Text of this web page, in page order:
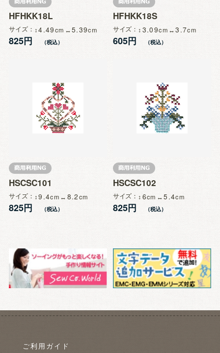
HFHKK18L
サイズ 4.49 5.39
825円
HFHKK18S
サイズ 3.09 3.7
605円
HSCSC101
サイズ 9.4 8.2
825円
HSCSC102
サイズ 6 5.4
825円
ご利用ガイド